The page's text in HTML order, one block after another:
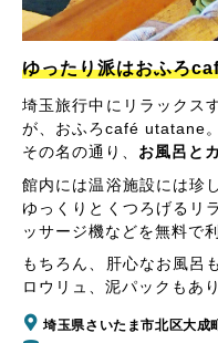
ゆったり派はおふろ
埼玉旅行中にリラックス
が、おふろcafé utatane。
その名の通り、 お風呂と
館内には温浴施設には珍
ゆっくりとくつろげるリ
ッサージ機などを無料で
もちろん、肝心なお風呂
ロウリュ、泥パックもあ
埼玉県さいたま市北区大成